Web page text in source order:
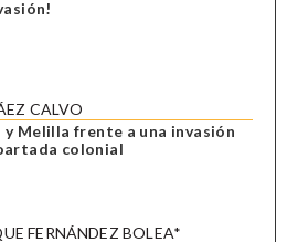
CALVO
y Melilla frente a una invasión
colonial
FERNÁNDEZ BOLEA*